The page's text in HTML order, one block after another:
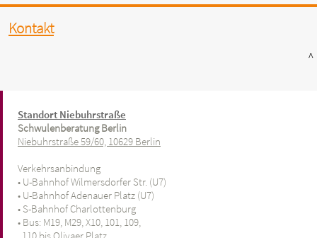
Kontakt
^
Standort Niebuhrstraße
Schwulenberatung Berlin
Niebuhrstraße 59/60, 10629 Berlin
Verkehrsanbindung
• U-Bahnhof Wilmersdorfer Str. (U7)
• U-Bahnhof Adenauer Platz (U7)
• S-Bahnhof Charlottenburg
• Bus: M19, M29, X10, 101, 109,